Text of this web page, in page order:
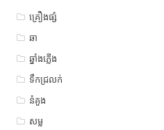
គ្រឿងផ្សំ
ឆា
ឆ្នាំងភ្លើង
ទឹកជ្រលក់
នំគួង
សម្ល